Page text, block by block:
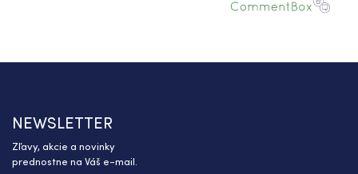
NEWSLETTER
Zľavy, akcie a novinky
prednostne na Váš e-mail.